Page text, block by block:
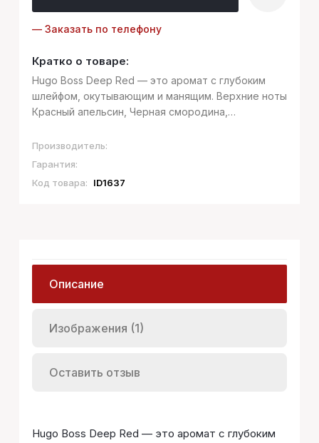
— Заказать по телефону
Кратко о товаре:
Hugo Boss Deep Red — это аромат с глубоким
шлейфом, окутывающим и манящим. Верхние ноты
Красный апельсин, Черная смородина,
Имбирь, Цветок имбиря, Тубероза, Фрезия и
Семена гибискуса Базовые ноты Ваниль, Са...
Производитель:
Гарантия:
Код товара:
ID1637
Описание
Изображения (1)
Оставить отзыв
Hugo Boss Deep Red — это аромат с глубоким